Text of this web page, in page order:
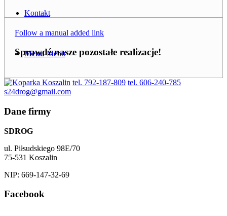
Kontakt
Menu Menu
Follow a manual added link
Sprawdź nasze pozostałe realizacje!
tel. 792-187-809 tel. 606-240-785
s24drog@gmail.com
Dane firmy
SDROG
ul. Piłsudskiego 98E/70
75-531 Koszalin
NIP: 669-147-32-69
Facebook